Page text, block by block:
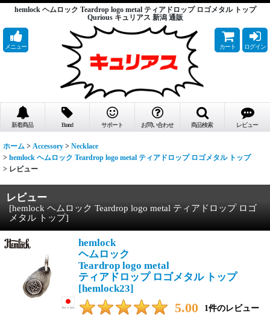
hemlock ヘムロック Teardrop logo metal ティアドロップ ロゴメタル トップ
Qurious キュリアス 新潟 通販
メニュー カート ログイン
新着商品 Brand サポート お問い合わせ 商品検索 レビュー
ホーム > Accessory > Necklace
> hemlock ヘムロック Teardrop logo metal ティアドロップ ロゴメタル トップ
> レビュー
レビュー
[hemlock ヘムロック Teardrop logo metal ティアドロップ ロゴ
メタル トップ]
hemlock
ヘムロック
Teardrop logo metal
ティアドロップ ロゴメタル トップ
[hemlock23]
5.00 1件のレビュー